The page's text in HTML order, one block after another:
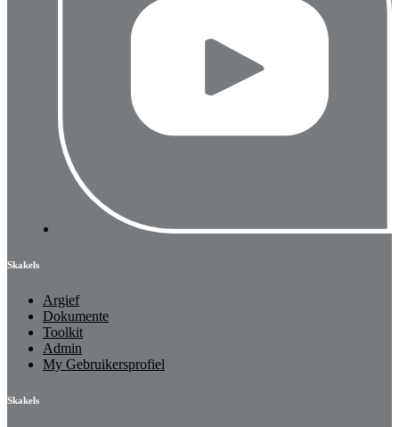
Skakels
Argief
Dokumente
Toolkit
Admin
My Gebruikersprofiel
Skakels